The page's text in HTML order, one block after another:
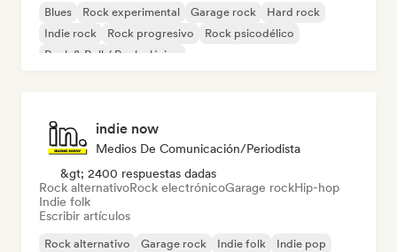
Blues Rock experimental Garage rock
Hard rock
Indie rock
Rock progresivo
Rock psicodélico
Rock & Roll / Rock clásico
indie now
Medios De Comunicación/Periodista
&gt; 2400 respuestas dadas
Rock alternativoRock electrónicoGarage rockHip-hop
Indie folk
Escribir artículos
Rock alternativo Garage rock Indie folk
Indie pop